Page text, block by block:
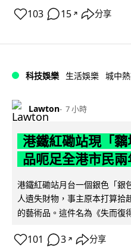
103 15 ↗ 分享
科技娛樂 生活娛樂 城中
Lawton 7 小時
港鐵紅磡站現「
品呃足全港市民兩
港鐵紅磡站月台一個銀色「銀
人遺失財物，事主原本打算拾
的藝術品。這件名為《失而復
101 3 ↗ 分享